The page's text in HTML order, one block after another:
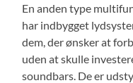
En anden type
har indbygget
dem, der ønsker at
uden at skulle
soundbars. De er